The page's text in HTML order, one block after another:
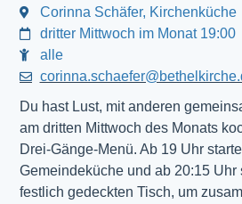
Corinna Schäfer, Kirchenküche
dritter Mittwoch im Monat 19:00
alle
Du hast Lust, mit anderen
am dritten Mittwoch des Monats
Drei-Gänge-Menü. Ab 19 Uhr
Gemeindeküche und ab 20:15 Uhr
festlich gedeckten Tisch, um